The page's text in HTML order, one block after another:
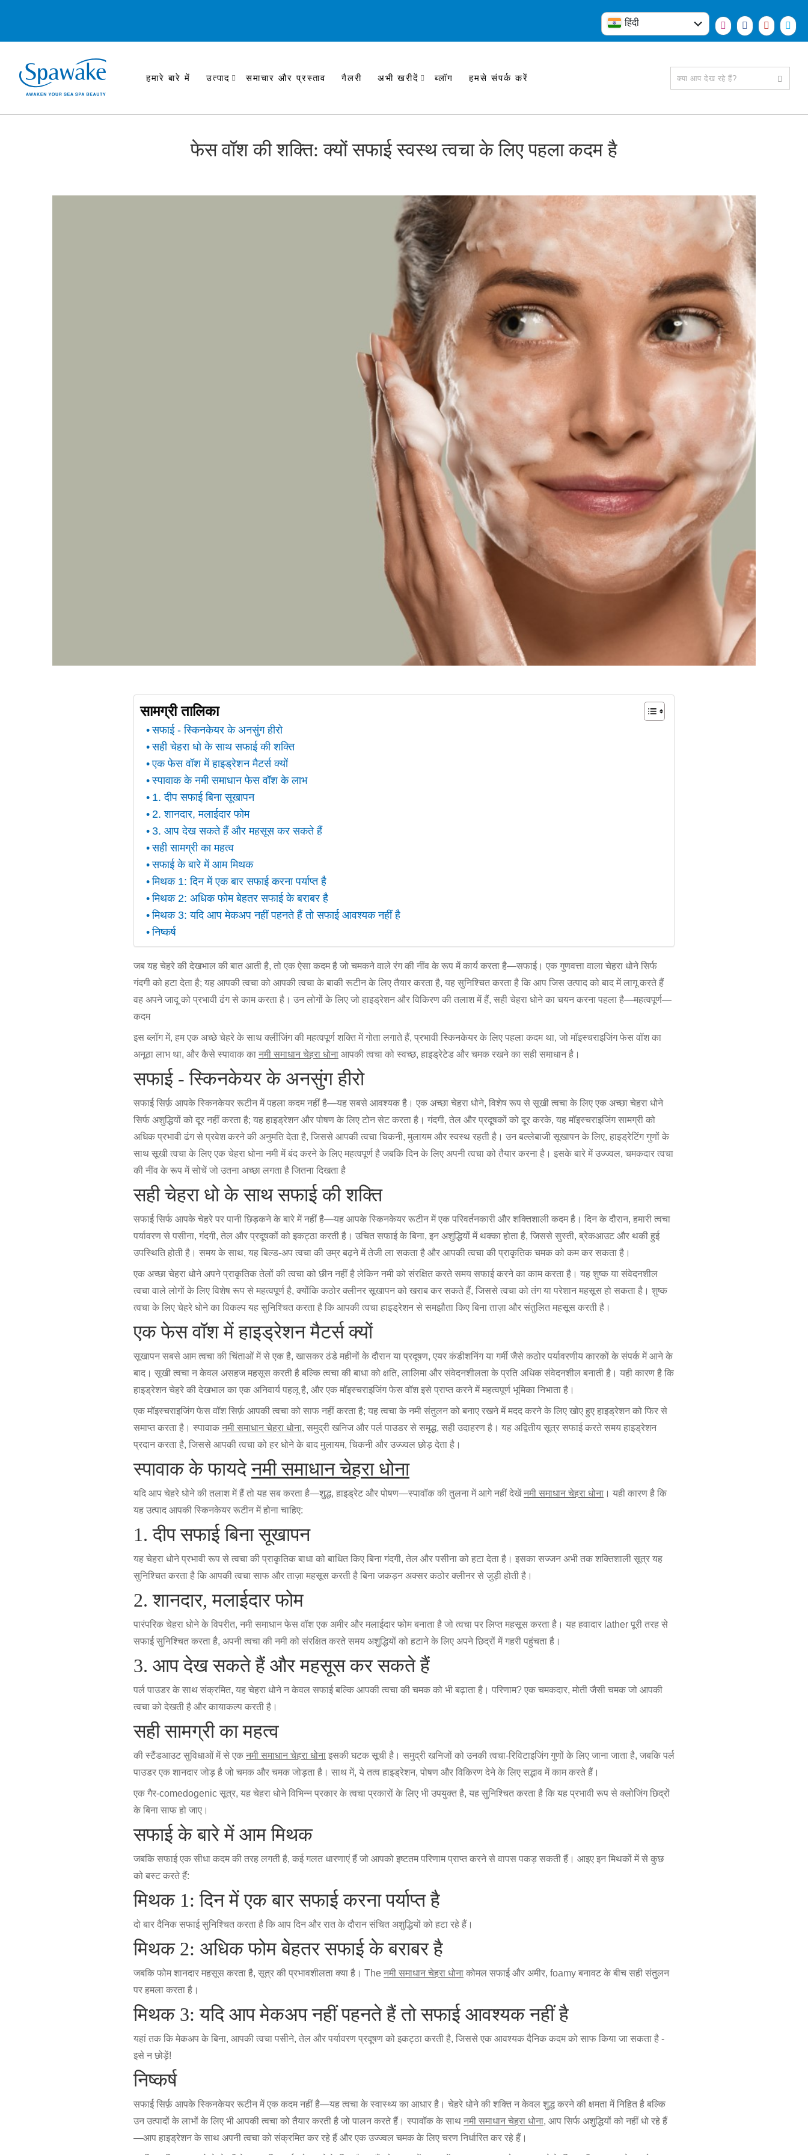
हिंदी
English
हमारे बारे में उत्पाद समाचार और प्रस्ताव गैलरी अभी खरीदें ब्लॉग हमसे संपर्क करें
फेस वॉश की शक्ति: क्यों सफाई स्वस्थ त्वचा के लिए पहला कदम है
सामग्री तालिका
सफाई - स्किनकेयर के अनसुंग हीरो
सही चेहरा धो के साथ सफाई की शक्ति
एक फेस वॉश में हाइड्रेशन मैटर्स क्यों
स्पावाक के नमी समाधान फेस वॉश के लाभ
1. दीप सफाई बिना सूखापन
2. शानदार, मलाईदार फोम
3. आप देख सकते हैं और महसूस कर सकते हैं
सही सामग्री का महत्व
सफाई के बारे में आम मिथक
मिथक 1: दिन में एक बार सफाई करना पर्याप्त है
मिथक 2: अधिक फोम बेहतर सफाई के बराबर है
मिथक 3: यदि आप मेकअप नहीं पहनते हैं तो सफाई आवश्यक नहीं है
निष्कर्ष
जब यह चेहरे की देखभाल की बात आती है, तो एक ऐसा कदम है जो चमकने वाले रंग की नींव के रूप में कार्य करता है—सफाई। एक गुणवत्ता वाला चेहरा धोने सिर्फ
गंदगी को हटा देता है; यह आपकी त्वचा को आपकी त्वचा के बाकी रूटीन के लिए तैयार करता है, यह सुनिश्चित करता है कि आप जिस उत्पाद को बाद में लागू करते हैं
वह अपने जादू को प्रभावी ढंग से काम करता है। उन लोगों के लिए जो हाइड्रेशन और विकिरण की तलाश में हैं, सही चेहरा धोने का चयन करना पहला है—महत्वपूर्ण—
कदम
इस ब्लॉग में, हम एक अच्छे चेहरे के साथ क्लींजिंग की महत्वपूर्ण शक्ति में गोता लगाते हैं, प्रभावी स्किनकेयर के लिए पहला कदम था, जो मॉइस्चराइजिंग फेस वॉश का
अनूठा लाभ था, और कैसे स्पावाक का नमी समाधान चेहरा धोना आपकी त्वचा को स्वच्छ, हाइड्रेटेड और चमक रखने का सही समाधान है।
सफाई - स्किनकेयर के अनसुंग हीरो
सफाई सिर्फ़ आपके स्किनकेयर रूटीन में पहला कदम नहीं है—यह सबसे आवश्यक है। एक अच्छा चेहरा धोने, विशेष रूप से सूखी त्वचा के लिए एक अच्छा चेहरा धोने
सिर्फ अशुद्धियों को दूर नहीं करता है; यह हाइड्रेशन और पोषण के लिए टोन सेट करता है। गंदगी, तेल और प्रदूषकों को दूर करके, यह मॉइस्चराइजिंग सामग्री को
अधिक प्रभावी ढंग से प्रवेश करने की अनुमति देता है, जिससे आपकी त्वचा चिकनी, मुलायम और स्वस्थ रहती है। उन बल्लेबाजी सूखापन के लिए, हाइड्रेटिंग गुणों के
साथ सूखी त्वचा के लिए एक चेहरा धोना नमी में बंद करने के लिए महत्वपूर्ण है जबकि दिन के लिए अपनी त्वचा को तैयार करना है। इसके बारे में उज्ज्वल, चमकदार त्वचा
की नींव के रूप में सोचें जो उतना अच्छा लगता है जितना दिखता है
सही चेहरा धो के साथ सफाई की शक्ति
सफाई सिर्फ आपके चेहरे पर पानी छिड़कने के बारे में नहीं है—यह आपके स्किनकेयर रूटीन में एक परिवर्तनकारी और शक्तिशाली कदम है। दिन के दौरान, हमारी त्वचा
पर्यावरण से पसीना, गंदगी, तेल और प्रदूषकों को इकट्ठा करती है। उचित सफाई के बिना, इन अशुद्धियों में थक्का होता है, जिससे सुस्ती, ब्रेकआउट और थकी हुई
उपस्थिति होती है। समय के साथ, यह बिल्ड-अप त्वचा की उम्र बढ़ने में तेजी ला सकता है और आपकी त्वचा की प्राकृतिक चमक को कम कर सकता है।
एक अच्छा चेहरा धोने अपने प्राकृतिक तेलों की त्वचा को छीन नहीं है लेकिन नमी को संरक्षित करते समय सफाई करने का काम करता है। यह शुष्क या संवेदनशील
त्वचा वाले लोगों के लिए विशेष रूप से महत्वपूर्ण है, क्योंकि कठोर क्लीनर सूखापन को खराब कर सकते हैं, जिससे त्वचा को तंग या परेशान महसूस हो सकता है। शुष्क
त्वचा के लिए चेहरे धोने का विकल्प यह सुनिश्चित करता है कि आपकी त्वचा हाइड्रेशन से समझौता किए बिना ताज़ा और संतुलित महसूस करती है।
एक फेस वॉश में हाइड्रेशन मैटर्स क्यों
सूखापन सबसे आम त्वचा की चिंताओं में से एक है, खासकर ठंडे महीनों के दौरान या प्रदूषण, एयर कंडीशनिंग या गर्मी जैसे कठोर पर्यावरणीय कारकों के संपर्क में आने के
बाद। सूखी त्वचा न केवल असहज महसूस करती है बल्कि त्वचा की बाधा को क्षति, लालिमा और संवेदनशीलता के प्रति अधिक संवेदनशील बनाती है। यही कारण है कि
हाइड्रेशन चेहरे की देखभाल का एक अनिवार्य पहलू है, और एक मॉइस्चराइजिंग फेस वॉश इसे प्राप्त करने में महत्वपूर्ण भूमिका निभाता है।
एक मॉइस्चराइजिंग फेस वॉश सिर्फ़ आपकी त्वचा को साफ नहीं करता है; यह त्वचा के नमी संतुलन को बनाए रखने में मदद करने के लिए खोए हुए हाइड्रेशन को फिर से
समाप्त करता है। स्पावाक नमी समाधान चेहरा धोना, समुद्री खनिज और पर्ल पाउडर से समृद्ध, सही उदाहरण है। यह अद्वितीय सूत्र सफाई करते समय हाइड्रेशन
प्रदान करता है, जिससे आपकी त्वचा को हर धोने के बाद मुलायम, चिकनी और उज्ज्वल छोड़ देता है।
स्पावाक के फायदेनमी समाधान चेहरा धोना
यदि आप चेहरे धोने की तलाश में हैं तो यह सब करता है—शुद्ध, हाइड्रेट और पोषण—स्पावॉक की तुलना में आगे नहीं देखेंनमी समाधान चेहरा धोना । यही कारण है कि
यह उत्पाद आपकी स्किनकेयर रूटीन में होना चाहिए:
1. दीप सफाई बिना सूखापन
यह चेहरा धोने प्रभावी रूप से त्वचा की प्राकृतिक बाधा को बाधित किए बिना गंदगी, तेल और पसीना को हटा देता है। इसका सज्जन अभी तक शक्तिशाली सूत्र यह
सुनिश्चित करता है कि आपकी त्वचा साफ और ताज़ा महसूस करती है बिना जकड़न अक्सर कठोर क्लीनर से जुड़ी होती है।
2. शानदार, मलाईदार फोम
पारंपरिक चेहरा धोने के विपरीत, नमी समाधान फेस वॉश एक अमीर और मलाईदार फोम बनाता है जो त्वचा पर लिप्त महसूस करता है। यह हवादार lather पूरी तरह से
सफाई सुनिश्चित करता है, अपनी त्वचा की नमी को संरक्षित करते समय अशुद्धियों को हटाने के लिए अपने छिद्रों में गहरी पहुंचता है।
3. आप देख सकते हैं और महसूस कर सकते हैं
पर्ल पाउडर के साथ संक्रमित, यह चेहरा धोने न केवल सफाई बल्कि आपकी त्वचा की चमक को भी बढ़ाता है। परिणाम? एक चमकदार, मोती जैसी चमक जो आपकी
त्वचा को देखती है और कायाकल्प करती है।
सही सामग्री का महत्व
की स्टैंडआउट सुविधाओं में से एक नमी समाधान चेहरा धोना इसकी घटक सूची है। समुद्री खनिजों को उनकी त्वचा-रिविटाइजिंग गुणों के लिए जाना जाता है, जबकि पर्ल
पाउडर एक शानदार जोड़ है जो चमक और चमक जोड़ता है। साथ में, ये तत्व हाइड्रेशन, पोषण और विकिरण देने के लिए सद्भाव में काम करते हैं।
एक गैर-comedogenic सूत्र, यह चेहरा धोने विभिन्न प्रकार के त्वचा प्रकारों के लिए भी उपयुक्त है, यह सुनिश्चित करता है कि यह प्रभावी रूप से क्लोजिंग छिद्रों
के बिना साफ हो जाए।
सफाई के बारे में आम मिथक
जबकि सफाई एक सीधा कदम की तरह लगती है, कई गलत धारणाएं हैं जो आपको इष्टतम परिणाम प्राप्त करने से वापस पकड़ सकती हैं। आइए इन मिथकों में से कुछ
को बस्ट करते हैं:
मिथक 1: दिन में एक बार सफाई करना पर्याप्त है
दो बार दैनिक सफाई सुनिश्चित करता है कि आप दिन और रात के दौरान संचित अशुद्धियों को हटा रहे हैं।
मिथक 2: अधिक फोम बेहतर सफाई के बराबर है
जबकि फोम शानदार महसूस करता है, सूत्र की प्रभावशीलता क्या है। The नमी समाधान चेहरा धोना कोमल सफाई और अमीर, foamy बनावट के बीच सही संतुलन
पर हमला करता है।
मिथक 3: यदि आप मेकअप नहीं पहनते हैं तो सफाई आवश्यक नहीं है
यहां तक कि मेकअप के बिना, आपकी त्वचा पसीने, तेल और पर्यावरण प्रदूषण को इकट्ठा करती है, जिससे एक आवश्यक दैनिक कदम को साफ किया जा सकता है -
इसे न छोड़ें!
निष्कर्ष
सफाई सिर्फ़ आपके स्किनकेयर रूटीन में एक कदम नहीं है—यह त्वचा के स्वास्थ्य का आधार है। चेहरे धोने की शक्ति न केवल शुद्ध करने की क्षमता में निहित है बल्कि
उन उत्पादों के लाभों के लिए भी आपकी त्वचा को तैयार करती है जो पालन करते हैं। स्पावॉक के साथ नमी समाधान चेहरा धोना, आप सिर्फ अशुद्धियों को नहीं धो रहे हैं
—आप हाइड्रेशन के साथ अपनी त्वचा को संक्रमित कर रहे हैं और एक उज्ज्वल चमक के लिए चरण निर्धारित कर रहे हैं।